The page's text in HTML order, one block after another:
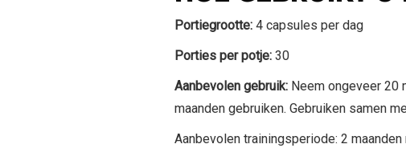
Portiegrootte: 4 capsules per dag
Porties per potje: 30
Aanbevolen gebruik: Neem ongeveer 20
maanden gebruiken. Gebruiken samen
Aanbevolen trainingsperiode: 2